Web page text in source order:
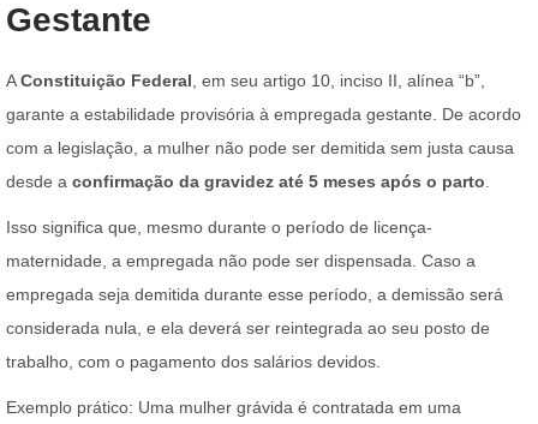
Gestante
AConstituição Federal , em seu artigo 10, inciso II, alínea “b”,
garante a estabilidade provisória à empregada gestante. De acordo
com a legislação, a mulher não pode ser demitida sem justa causa
desde a confirmação da gravidez até 5 meses após o parto
Isso significa que, mesmo durante o período de licença-
maternidade, a empregada não pode ser dispensada. Caso a
empregada seja demitida durante esse período, a demissão será
considerada nula, e ela deverá ser reintegrada ao seu posto de
trabalho, com o pagamento dos salários devidos.
Exemplo prático: Uma mulher grávida é contratada em uma